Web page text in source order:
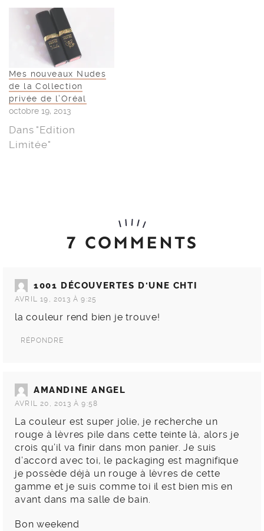
Mes nouveaux Nudes
de la Collection
privée de l’Oréal
octobre 19, 2013
Dans "Edition
Limitée"
7 COMMENTS
1001 DÉCOUVERTES D'UNE CHTI
AVRIL 19, 2013 À 9:25
la couleur rend bien je trouve!
RÉPONDRE
AMANDINE ANGEL
AVRIL 20, 2013 À 9:58
La couleur est super jolie, je recherche un
rouge à lèvres pile dans cette teinte là, alors je
crois qu’il va finir dans mon panier. Je suis
d’accord avec toi, le packaging est magnifique
je possède déjà un rouge à lèvres de cette
gamme et je suis comme toi il est bien mis en
avant dans ma salle de bain.
Bon weekend